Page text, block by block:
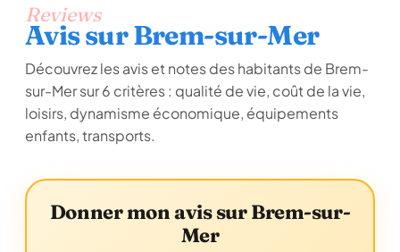
Reviews
Avis sur Brem-sur-Mer
Découvrez les avis et notes des habitants de Brem-
sur-Mer sur 6 critères : qualité de vie, coût de la vie,
loisirs, dynamisme économique, équipements
enfants, transports.
Donner mon avis sur Brem-sur-
Mer